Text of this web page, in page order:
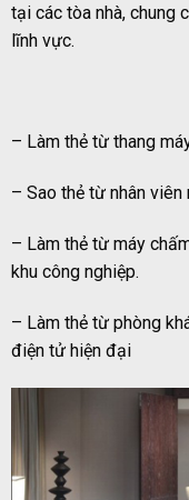
tại các tòa nhà, chung
lĩnh vực.
– Làm thẻ từ thang
– Sao thẻ từ nhân viên
– Làm thẻ từ máy
khu công nghiệp.
– Làm thẻ từ phòng
điện tử hiện đại